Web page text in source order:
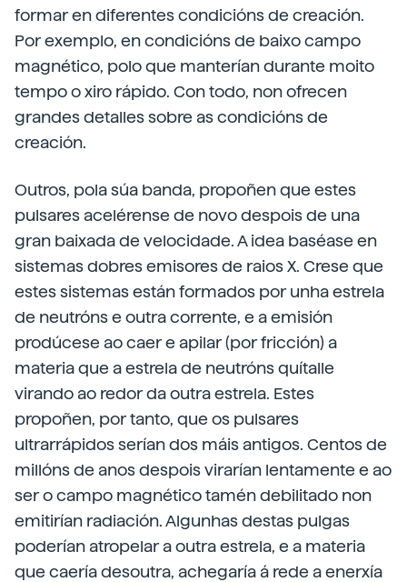
formar en diferentes condicións de creación.
Por exemplo, en condicións de baixo campo
magnético, polo que manterían durante moito
tempo o xiro rápido. Con todo, non ofrecen
grandes detalles sobre as condicións de
creación.
Outros, pola súa banda, propoñen que estes
pulsares acelérense de novo despois de una
gran baixada de velocidade. A idea baséase en
sistemas dobres emisores de raios X. Crese que
estes sistemas están formados por unha estrela
de neutróns e outra corrente, e a emisión
prodúcese ao caer e apilar (por fricción) a
materia que a estrela de neutróns quítalle
virando ao redor da outra estrela. Estes
propoñen, por tanto, que os pulsares
ultrarrápidos serían dos máis antigos. Centos de
millóns de anos despois virarían lentamente e ao
ser o campo magnético tamén debilitado non
emitirían radiación. Algunhas destas pulgas
poderían atropelar a outra estrela, e a materia
que caería desoutra, achegaría á rede a enerxía